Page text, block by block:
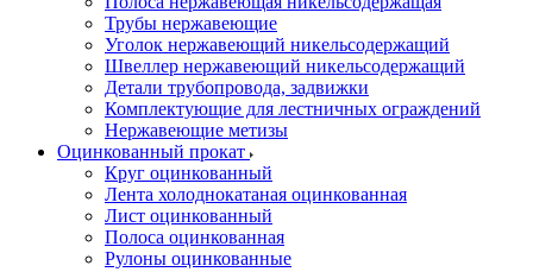
Трубы нержавеющие
Уголок нержавеющий никельсодержащий
Швеллер нержавеющий никельсодержащий
Детали трубопровода, задвижки
Комплектующие для лестничных ограждений
Нержавеющие метизы
Оцинкованный прокат
Круг оцинкованный
Лента холоднокатаная оцинкованная
Лист оцинкованный
Полоса оцинкованная
Рулоны оцинкованные